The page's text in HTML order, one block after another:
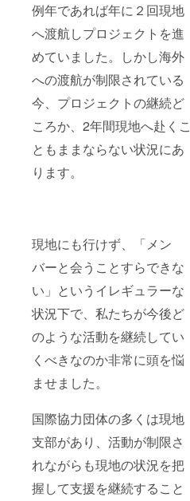
例年であれば年に２回現地
へ渡航しプロジェクトを進
めていました。しかし海外
への渡航が制限されている
今、プロジェクトの継続ど
ころか、2年間現地へ赴くこ
ともままならない状況にあ
ります。
現地にも行けず、「メン
バーと会うことすらできな
い」というイレギュラーな
状況下で、私たちが今後ど
のような活動を継続してい
くべきなのか非常に頭を悩
ませました。
国際協力団体の多くは現地
支部があり、活動が制限さ
れながらも現地の状況を把
握して支援を継続すること